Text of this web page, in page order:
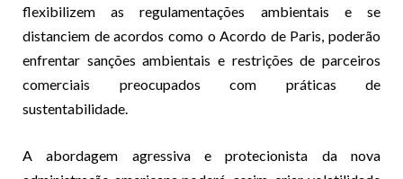
flexibilizem as regulamentações ambientais e se
distanciem de acordos como o Acordo de Paris, poderão
enfrentar sanções ambientais e restrições de parceiros
comerciais preocupados com práticas de
sustentabilidade.
A abordagem agressiva e protecionista da nova